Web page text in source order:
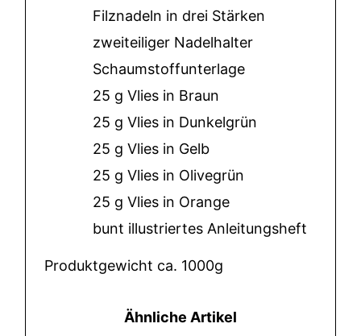
Filznadeln in drei Stärken
zweiteiliger Nadelhalter
Schaumstoffunterlage
25 g Vlies in Braun
25 g Vlies in Dunkelgrün
25 g Vlies in Gelb
25 g Vlies in Olivegrün
25 g Vlies in Orange
bunt illustriertes Anleitungsheft
Produktgewicht ca. 1000g
Ähnliche Artikel